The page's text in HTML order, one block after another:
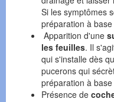
Si les symptômes
préparation à
Apparition d'une
les feuilles. Il
qui s'installe dès
pucerons qui
préparation à
Présence de